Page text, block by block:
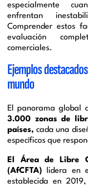
especialmente
enfrentan
Comprender estos
evaluación
comerciales.
Ejemplos
mundo
El panorama global
3.000 zonas de
países, cada una
específicos que
El Área de Libre
(AfCFTA) lidera en
establecida en 2019,